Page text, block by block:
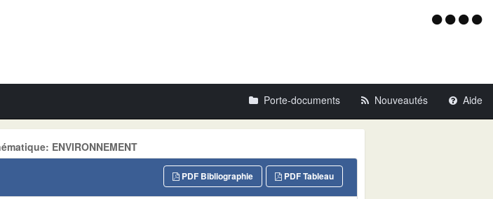
Menu
Porte-documents Nouveautés Aide
ENVIRONNEMENT
PDF Tableau
PDF Bibliographie